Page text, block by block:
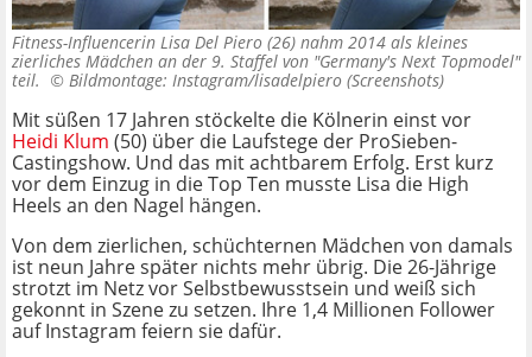
Fitness-Influencerin Lisa Del Piero (26) nahm 2014 als kleines
zierliches Mädchen an der 9. Staffel von "Germany's Next Topmodel"
teil. © Bildmontage: Instagram/lisadelpiero (Screenshots)
Mit süßen 17 Jahren stöckelte die Kölnerin einst vor
Heidi Klum (50) über die Laufstege der ProSieben-
Castingshow. Und das mit achtbarem Erfolg. Erst kurz
vor dem Einzug in die Top Ten musste Lisa die High
Heels an den Nagel hängen.
Von dem zierlichen, schüchternen Mädchen von damals
ist neun Jahre später nichts mehr übrig. Die 26-Jährige
strotzt im Netz vor Selbstbewusstsein und weiß sich
gekonnt in Szene zu setzen. Ihre 1,4 Millionen Follower
auf Instagram feiern sie dafür.